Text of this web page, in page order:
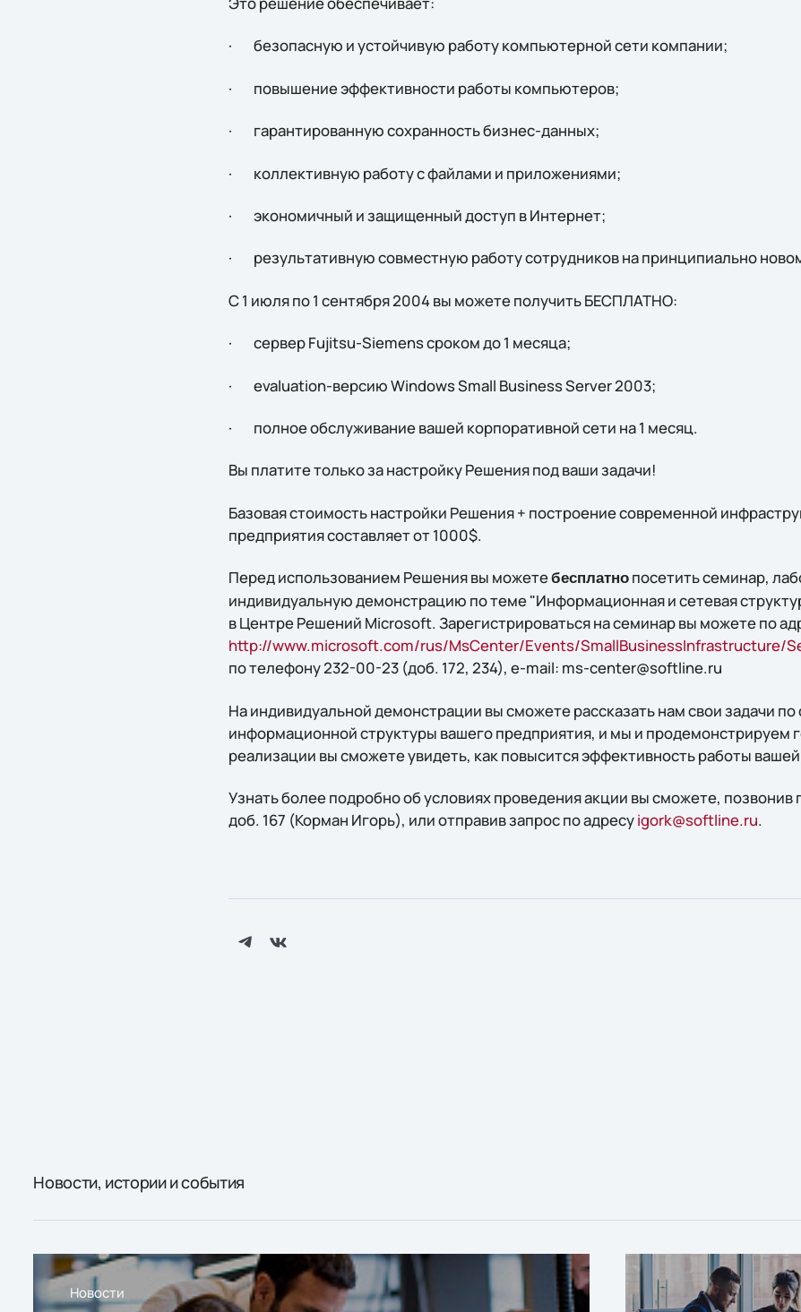
· безопасную и устойчивую работу компьютерной сети компании;
· повышение эффективности работы компьютеров;
· гарантированную сохранность бизнес-данных;
· коллективную работу с файлами и приложениями;
· экономичный и защищенный доступ в Интернет;
· результативную совместную работу сотрудников на принципиально
С 1 июля по 1 сентября 2004 вы можете получить БЕСПЛАТНО:
· cервер Fujitsu-Siemens сроком до 1 месяца;
· evaluation-версию Windows Small Business Server 2003;
· полное обслуживание вашей корпоративной сети на 1 месяц.
Вы платите только за настройку Решения под ваши задачи!
Базовая стоимость настройки Решения + построение современной
предприятия составляет от 1000$.
Перед использованием Решения вы можетебесплатнопосетить семинар,
индивидуальную демонстрацию по теме "Информационная и сетевая
в Центре Решений Microsoft. Зарегистрироваться на семинар вы можете по
http://www.microsoft.com/rus/MsCenter/Events/SmallBusinessInfrastructure/
по телефону 232-00-23 (доб. 172, 234), e-mail: ms-center@softline.ru
На индивидуальной демонстрации вы сможете рассказать нам свои задачи
информационной структуры вашего предприятия, и мы и продемонстрируем
реализации вы сможете увидеть, как повысится эффективность работы
Узнать более подробно об условиях проведения акции вы сможете,
доб. 167 (Корман Игорь), или отправив запрос по адресуigork@softline.ru.
Новости, истории и события
Новости